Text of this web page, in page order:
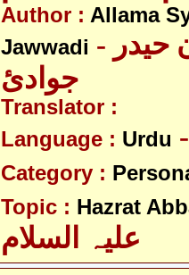
Author : Allama
Jawwadi - علامہ سیّد ذیشان حیدر
جوادئ
Translator :
Language : Urdu
Category :
Topic : Hazrat
علیہ السلام